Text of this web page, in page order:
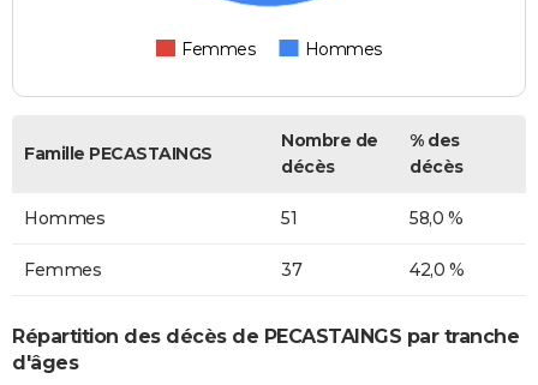
Femmes Hommes
Famille PECASTAINGS
Nombre de
décès
% des
décès
Hommes 51 58,0 %
Femmes 37 42,0 %
Répartition des décès de PECASTAINGS par tranche
d'âges